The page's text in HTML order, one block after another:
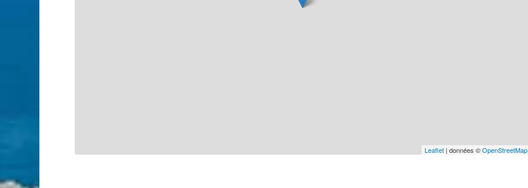
Leaflet | données ©OpenStreetMap